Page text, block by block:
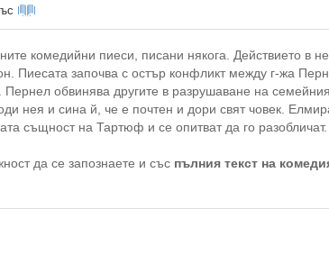
комедийни пиеси, писани някога. Действието в
Пиесата започва с остър конфликт между г-жа
Пернел обвинява другите в разрушаване на
нея и сина й, че е почтен и дори свят човек.
същност на Тартюф и се опитват да го разобличат.
да се запознаете и със пълния текст на